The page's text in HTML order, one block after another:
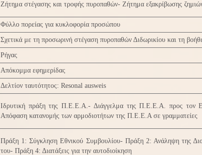
Ζήτημα στέγασης και τροφής πυροπαθών- Ζήτημα εξακρίβωσης
Φύλλο πορείας για κυκλοφορία προσώπου
Σχετικά με τη προσωρινή στέγαση πυροπαθών Διδωρικίου και τη
Ρήγας
Απόκομμα εφημερίδας
Δελτίον ταυτότητος: Resonal ausweis
Ιδρυτική πράξη της Π.Ε.Ε.Α.- Διάγγελμα της Π.Ε.Ε.Α. προς τον
Απόφαση κατανομής των αρμοδιοτήτων της Π.Ε.Ε.Α σε γραμματείες
Πράξη 1: Σύγκληση Εθνικού Συμβουλίου- Πράξη 2: Ανάληψη της
του- Πράξη 4: Διατάξεις για την αυτοδιοίκηση